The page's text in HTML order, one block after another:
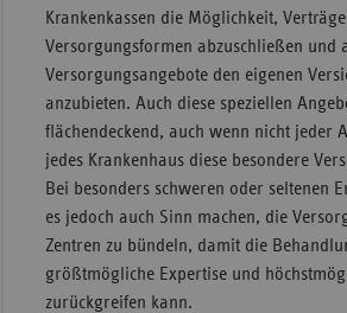
Krankenkassen die Möglichkeit,
Versorgungsformen abzuschließen und
Versorgungsangebote den eigenen
anzubieten. Auch diese speziellen
flächendeckend, auch wenn nicht jeder
jedes Krankenhaus diese besondere
Bei besonders schweren oder seltenen
es jedoch auch Sinn machen, die
Zentren zu bündeln, damit die
größtmögliche Expertise und
zurückgreifen kann.